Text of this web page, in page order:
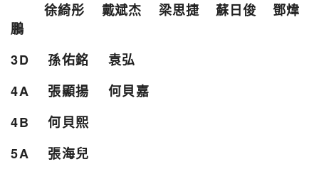
徐綺彤 戴斌杰 梁思捷 蘇日俊 鄧煒
鵬
3D 孫佑銘 袁弘
4A 張顯揚 何貝嘉
4B 何貝熙
5A 張海兒